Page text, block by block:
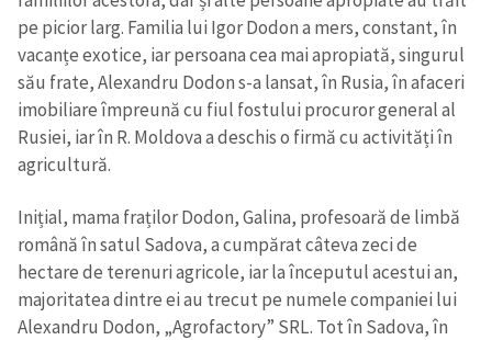
pe picior larg. Familia lui Igor Dodon a mers, constant, în
vacanțe exotice, iar persoana cea mai apropiată, singurul
său frate, Alexandru Dodon s-a lansat, în Rusia, în afaceri
imobiliare împreună cu fiul fostului procuror general al
Rusiei, iar în R. Moldova a deschis o firmă cu activități în
agricultură.
Inițial, mama fraților Dodon, Galina, profesoară de limbă
română în satul Sadova, a cumpărat câteva zeci de
hectare de terenuri agricole, iar la începutul acestui an,
majoritatea dintre ei au trecut pe numele companiei lui
Alexandru Dodon, „Agrofactory” SRL. Tot în Sadova, în